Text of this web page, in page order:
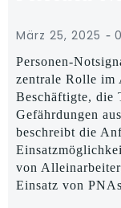
März 25, 2025 - 0
Personen-
zentrale Rolle im
Beschäftigte, die
Gefährdungen
beschreibt die
von
Einsatz von